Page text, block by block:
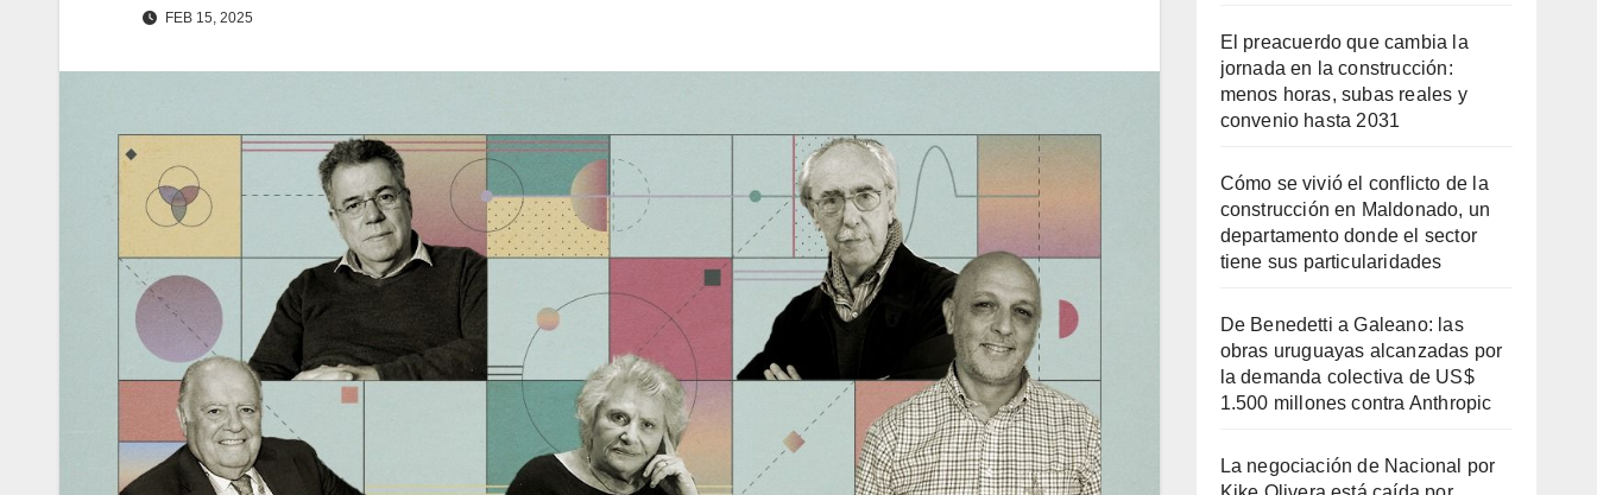
FEB 15, 2025
El preacuerdo que cambia la
jornada en la construcción:
menos horas, subas reales y
convenio hasta 2031
Cómo se vivió el conflicto de la
construcción en Maldonado, un
departamento donde el sector
tiene sus particularidades
De Benedetti a Galeano: las
obras uruguayas alcanzadas por
la demanda colectiva de US$
1.500 millones contra Anthropic
La negociación de Nacional por